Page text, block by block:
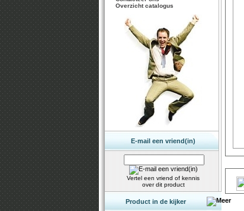
Overzicht catalogus
E-mail een vriend(in)
Vertel een vriend of kennis
over dit product
Product in de kijker